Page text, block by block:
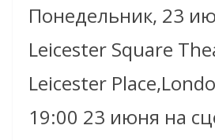
Понедельник, 23
Leicester Square
Leicester
19:00 23 июня на